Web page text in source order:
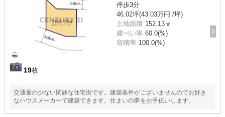
19枚
停歩3分
46.02坪(43.03万円 /坪)
土地面積 152.13㎡
建ぺい率 60.0(%)
容積率 100.0(%)
交通量の少ない閑静な住宅街です。建築条件がございませんのでお好き
なハウスメーカーで建築できます。住まいの夢をお手伝いします。